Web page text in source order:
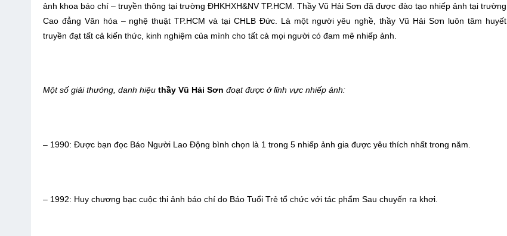
ảnh khoa báo chí – truyền thông tại trường ĐHKHXH&NV TP.HCM. Thầy Vũ Hải Sơn đã được đào tạo nhiếp ảnh tại trường
Cao đẳng Văn hóa – nghệ thuật TP.HCM và tại CHLB Đức. Là một người yêu nghề, thầy Vũ Hải Sơn luôn tâm huyết
truyền đạt tất cả kiến thức, kinh nghiệm của mình cho tất cả mọi người có đam mê nhiếp ảnh.
Một số giải thưởng, danh hiệu thầy Vũ Hải Sơn đoạt được ở lĩnh vực nhiếp ảnh:
– 1990: Được bạn đọc Báo Người Lao Động bình chọn là 1 trong 5 nhiếp ảnh gia được yêu thích nhất trong năm.
– 1992: Huy chương bạc cuộc thi ảnh báo chí do Báo Tuổi Trẻ tổ chức với tác phẩm Sau chuyến ra khơi.